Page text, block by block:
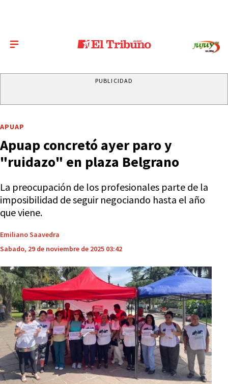
PUBLICIDAD
APUAP
Apuap concretó ayer paro y
"ruidazo" en plaza Belgrano
La preocupación de los profesionales parte de la
imposibilidad de seguir negociando hasta el año
que viene.
Emiliano Saavedra
Sabado, 29 de noviembre de 2025 03:42